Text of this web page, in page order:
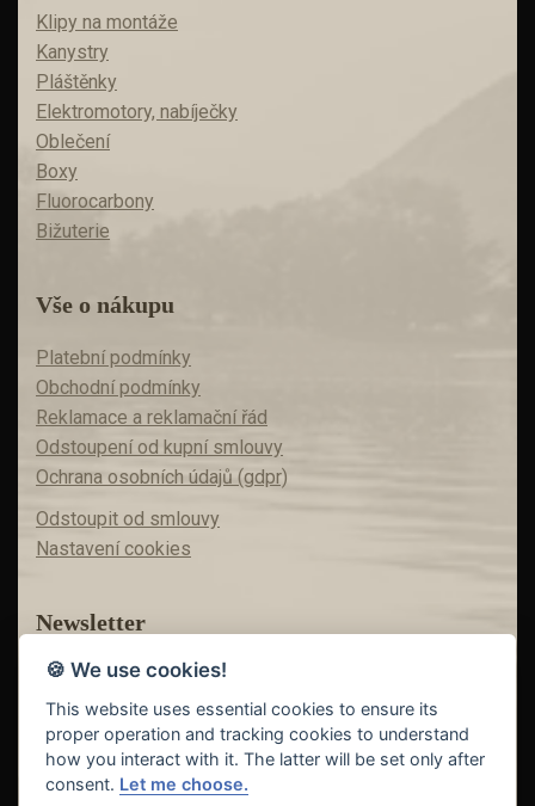
Klipy na montáže
Kanystry
Pláštěnky
Elektromotory, nabíječky
Oblečení
Boxy
Fluorocarbony
Bižuterie
Vše o nákupu
Platební podmínky
Obchodní podmínky
Reklamace a reklamační řád
Odstoupení od kupní smlouvy
Ochrana osobních údajů (gdpr)
Odstoupit od smlouvy
Nastavení cookies
Newsletter
Máte zájem o akční nabídky?
Teď už vám nic neunikne!
🍪 We use cookies!
This website uses essential cookies to ensure its
proper operation and tracking cookies to understand
how you interact with it. The latter will be set only after
consent. Let me choose.